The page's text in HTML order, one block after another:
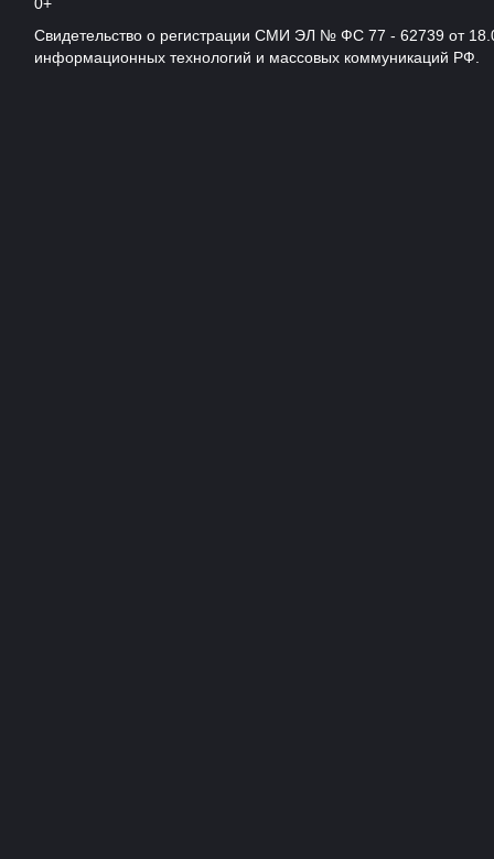
Свидетельство о регистрации СМИ ЭЛ № ФС 77 - 62739 от
информационных технологий и массовых коммуникаций РФ.